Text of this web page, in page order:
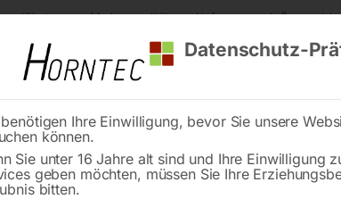
Kärnten Markenqualität Lieferung nach Österreich
Reinigung
5
Datenschutz-
Ihre Einwilligung, bevor Sie unsere
können.
Sie unter 16 Jahre alt sind und Ihre Einwilligung
geben möchten, müssen Sie Ihre
bitten.